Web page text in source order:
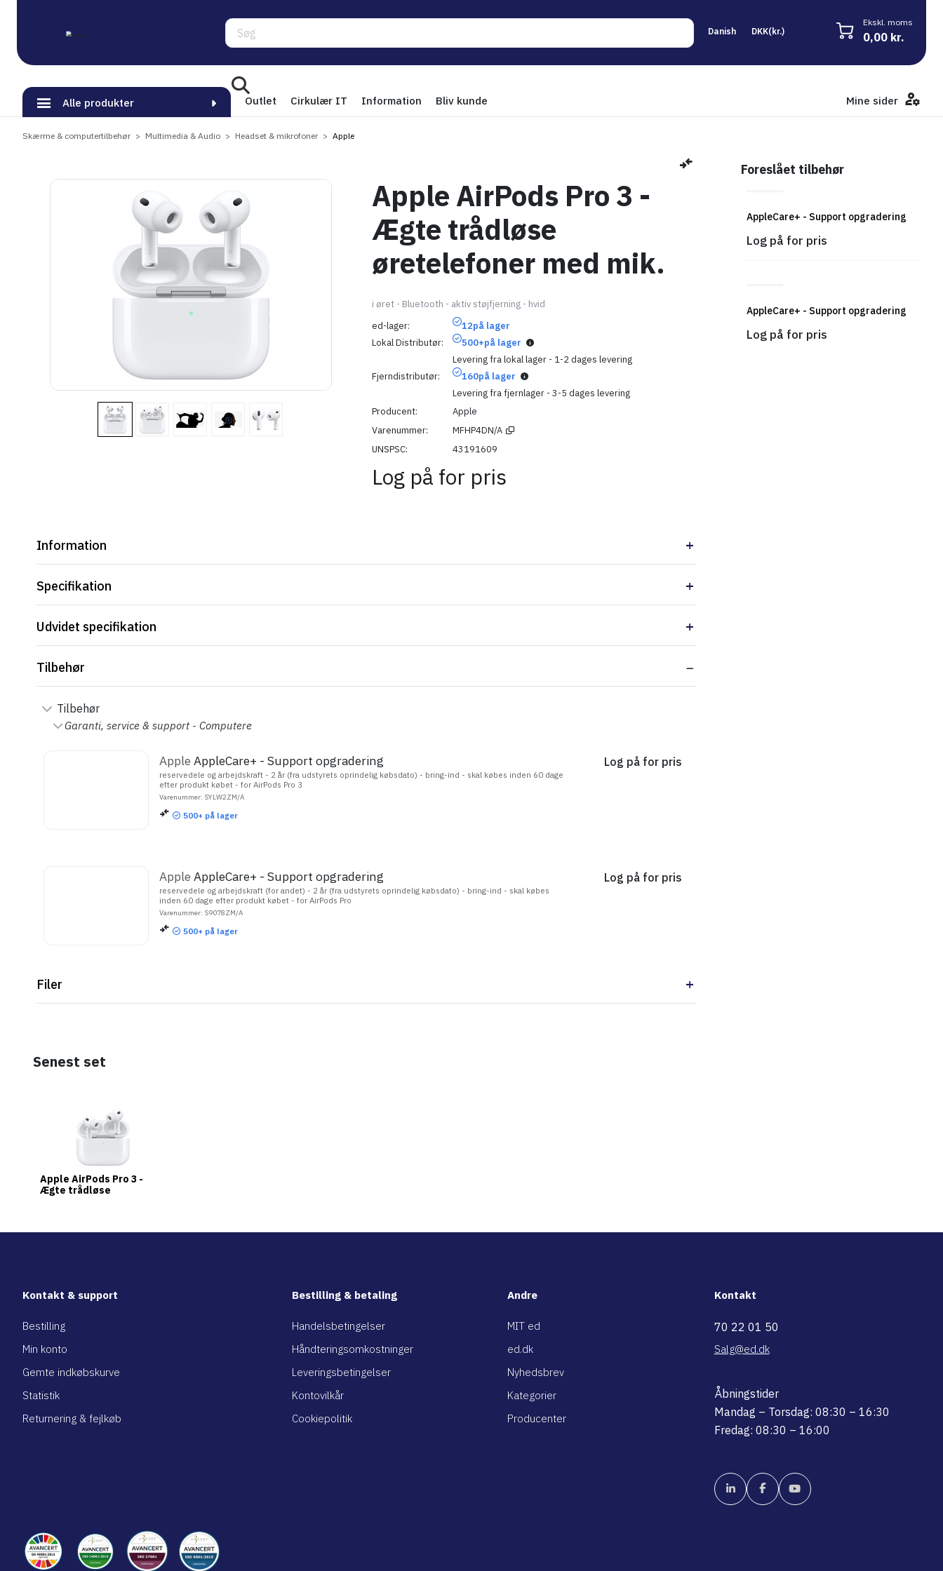
0,00 kr.
Ekskl. moms
Søg
Alle produkter Outlet Cirkulær IT Information Bliv kunde Mine sider
Skærme & computertilbehør Multimedia & Audio Headset & mikrofoner Apple
Apple AirPods Pro 3 -
Ægte trådløse
øretelefoner med mik.
i øret - Bluetooth - aktiv støjfjerning - hvid
ed-lager
12på lager
Lokal Distributør
500+på lager
Levering fra lokal lager - 1-2 dages levering
Fjerndistributør
160på lager
Levering fra fjernlager - 3-5 dages levering
Producent
Apple
Varenummer
MFHP4DN/A
UNSPSC
43191609
Log på for pris
Information
Specifikation
Udvidet specifikation
Tilbehør
Tilbehør
Garanti, service & support - Computere
Apple AppleCare+ - Support opgradering
reservedele og arbejdskraft - 2 år (fra udstyrets oprindelig købsdato) - bring-ind - skal købes inden 60 dage
efter produkt købet - for AirPods Pro 3
Varenummer: SYLW2ZM/A
500+ på lager
Log på for pris
Apple AppleCare+ - Support opgradering
reservedele og arbejdskraft (for andet) - 2 år (fra udstyrets oprindelig købsdato) - bring-ind - skal købes
inden 60 dage efter produkt købet - for AirPods Pro
Varenummer: S9078ZM/A
500+ på lager
Log på for pris
Filer
Foreslået tilbehør
AppleCare+ - Support opgradering
Log på for pris
AppleCare+ - Support opgradering
Log på for pris
Senest set
Apple AirPods Pro 3 -
Ægte trådløse
Kontakt & support
Bestilling
Min konto
Gemte indkøbskurve
Statistik
Returnering & fejlkøb
Bestilling & betaling
Handelsbetingelser
Håndteringsomkostninger
Leveringsbetingelser
Kontovilkår
Cookiepolitik
Andre
MIT ed
ed.dk
Nyhedsbrev
Kategorier
Producenter
Kontakt
70 22 01 50
Salg@ed.dk
Åbningstider
Mandag – Torsdag: 08:30 – 16:30
Fredag: 08:30 – 16:00